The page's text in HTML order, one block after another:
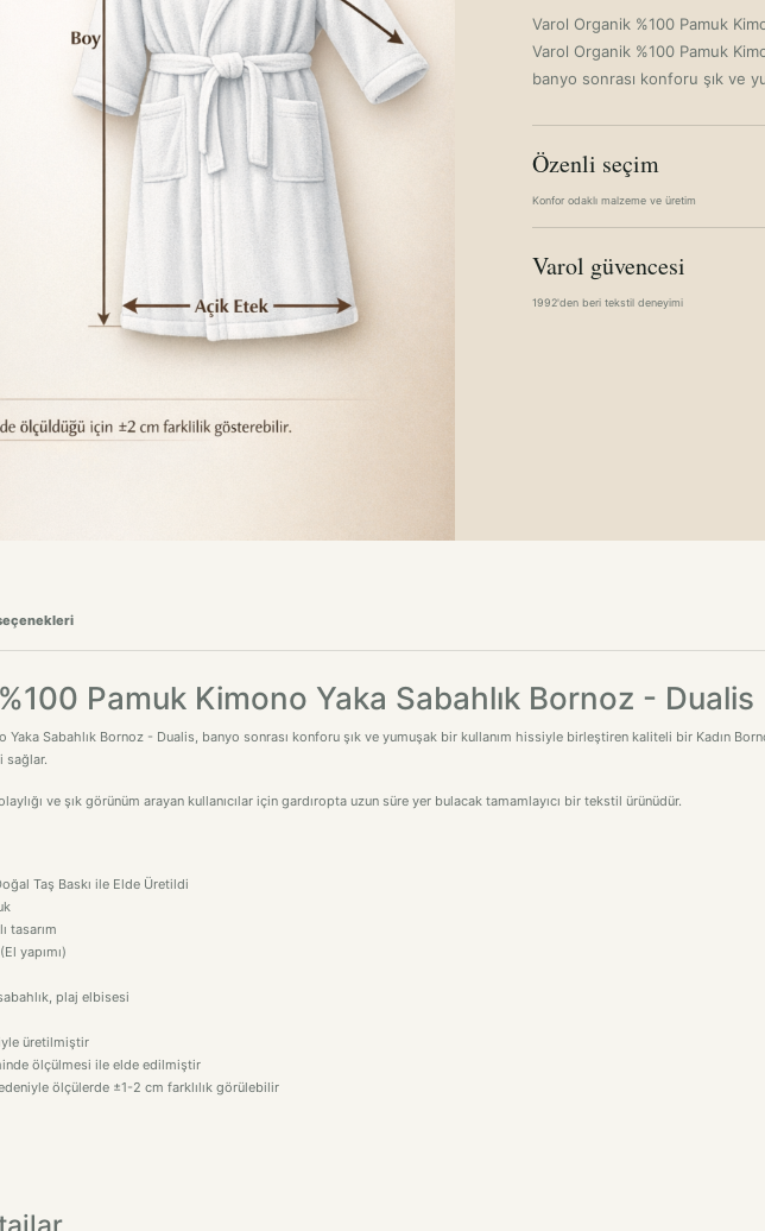
Varol Organik %100 Pamuk
Varol Organik %100 Pamuk
banyo sonrası konforu şık ve
Özenli seçim
Konfor odaklı malzeme ve üretim
Varol güvencesi
1992'den beri tekstil deneyimi
Pamuk Kimono Yaka Sabahlık Bornoz - Dualis
Yaka Sabahlık Bornoz - Dualis, banyo sonrası konforu şık ve yumuşak bir kullanım hissiyle birleştiren kaliteli bir Kadın
sağlar.
ve şık görünüm arayan kullanıcılar için gardıropta uzun süre yer bulacak tamamlayıcı bir tekstil ürünüdür.
Taş Baskı ile Elde Üretildi
tasarım
yapımı)
plaj elbisesi
üretilmiştir
ölçülmesi ile elde edilmiştir
ölçülerde ±1-2 cm farklılık görülebilir